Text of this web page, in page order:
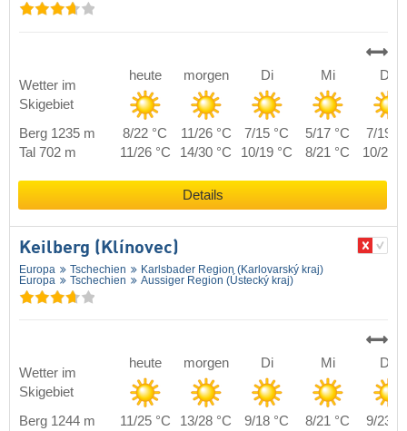
Wetter im
Skigebiet
heute morgen Di Mi Do
Berg 1235 m 8/22 °C 11/26 °C 7/15 °C 5/17 °C
7/19
Tal 702 m
11/26 °C 14/30 °C 10/19 °C 8/21 °C 10/23
Details
Keilberg (Klínovec)
Europa Tschechien
Karlsbader Region (Karlovarský kraj)
Europa
Tschechien Aussiger Region (Ústecký kraj)
Wetter im
Skigebiet
heute morgen Di Mi Do
Berg 1244 m 11/25 °C 13/28 °C 9/18 °C 8/21 °C
9/23